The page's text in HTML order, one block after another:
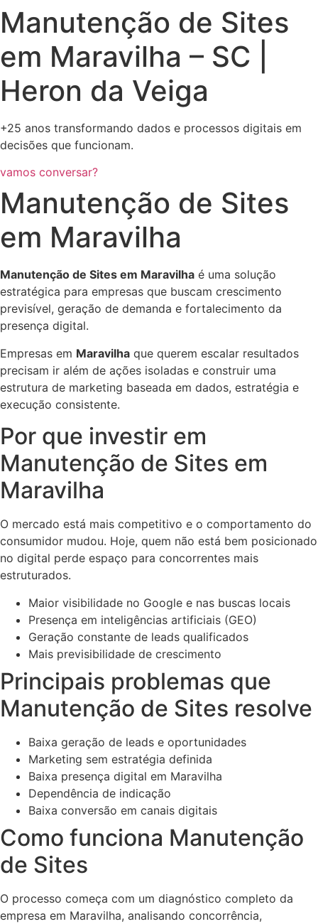
Manutenção de Sites
em Maravilha – SC |
Heron da Veiga
+25 anos transformando dados e processos digitais em
decisões que funcionam.
vamos conversar?
Manutenção de Sites
em Maravilha
Manutenção de Sites em Maravilha é uma solução
estratégica para empresas que buscam crescimento
previsível, geração de demanda e fortalecimento da
presença digital.
Empresas em Maravilha que querem escalar resultados
precisam ir além de ações isoladas e construir uma
estrutura de marketing baseada em dados, estratégia e
execução consistente.
Por que investir em
Manutenção de Sites em
Maravilha
O mercado está mais competitivo e o comportamento do
consumidor mudou. Hoje, quem não está bem posicionado
no digital perde espaço para concorrentes mais
estruturados.
Maior visibilidade no Google e nas buscas locais
Presença em inteligências artificiais (GEO)
Geração constante de leads qualificados
Mais previsibilidade de crescimento
Principais problemas que
Manutenção de Sites resolve
Baixa geração de leads e oportunidades
Marketing sem estratégia definida
Baixa presença digital em Maravilha
Dependência de indicação
Baixa conversão em canais digitais
Como funciona Manutenção
de Sites
O processo começa com um diagnóstico completo da
empresa em Maravilha, analisando concorrência,